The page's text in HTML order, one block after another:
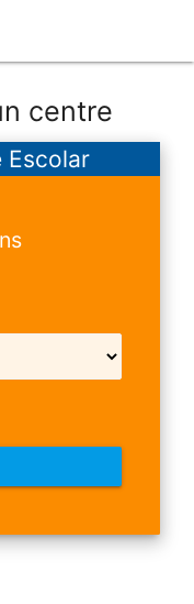
centre
Escolar